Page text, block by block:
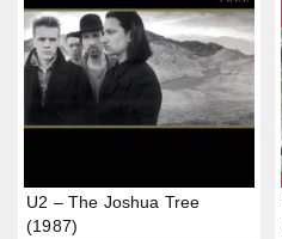
U2 – The Joshua Tree
(1987)